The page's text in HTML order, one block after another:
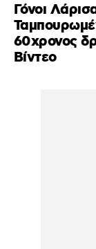
Γόνοι
60χρονος
Βίντεο